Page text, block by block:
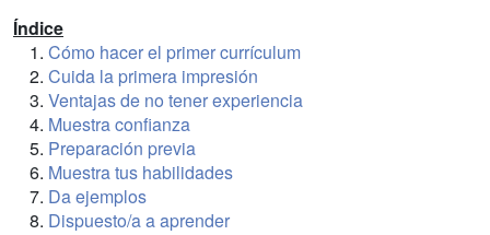
Índice
Cómo hacer el primer currículum
Cuida la primera impresión
Ventajas de no tener experiencia
Muestra confianza
Preparación previa
Muestra tus habilidades
Da ejemplos
Dispuesto/a a aprender